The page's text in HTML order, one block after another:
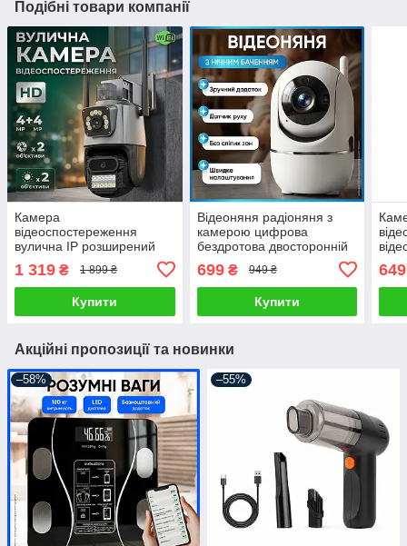
Подібні товари компанії
Камера
відеоспостереження
вулична ІР розширений
кут огляду нічне бачення
цілодобове
спостереження
1 319 ₴ 1 899 ₴
Купити
Відеоняня радіоняня з
камерою цифрова
бездротова двосторонній
зв’язок нічне бачення LCD
екран сигналізація плачу
699₴ 949 ₴
Купити
649
Акційні пропозиції та новинки
–58% –55%